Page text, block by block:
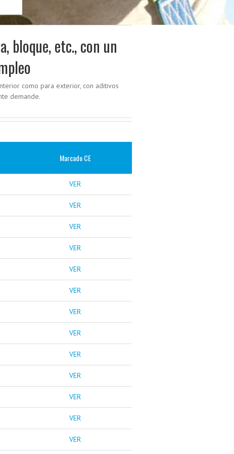
bloque, etc., con un
como para exterior, con aditivos
demande.
Marcado CE
VER
VER
VER
VER
VER
VER
VER
VER
VER
VER
VER
VER
VER